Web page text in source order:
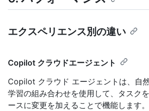
エクスペリエンス別の違い
Copilot クラウドエージェント
Copilot クラウド エージェントは、自
学習の組み合わせを使用して、タスク
ースに変更を加えることで機能します